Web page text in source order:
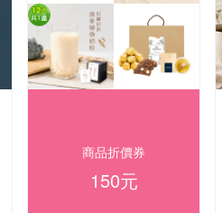
商品折價券
150元